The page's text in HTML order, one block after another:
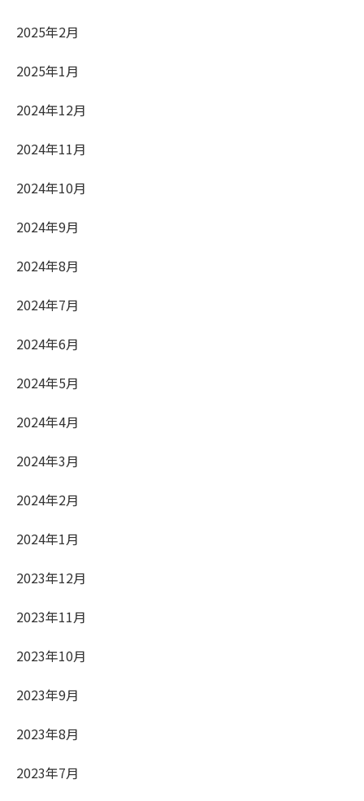
2025年2月
2025年1月
2024年12月
2024年11月
2024年10月
2024年9月
2024年8月
2024年7月
2024年6月
2024年5月
2024年4月
2024年3月
2024年2月
2024年1月
2023年12月
2023年11月
2023年10月
2023年9月
2023年8月
2023年7月